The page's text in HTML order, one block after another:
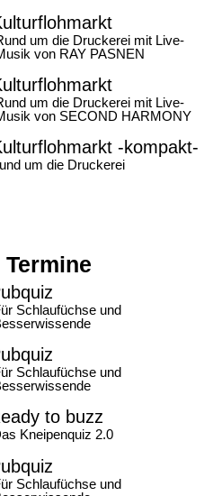
um die Druckerei mit Live-
von RAY PASNEN
um die Druckerei mit Live-
von SECOND HARMONY
-kompakt-
um die Druckerei
Schlaufüchse und
Schlaufüchse und
to buzz
Kneipenquiz 2.0
Schlaufüchse und